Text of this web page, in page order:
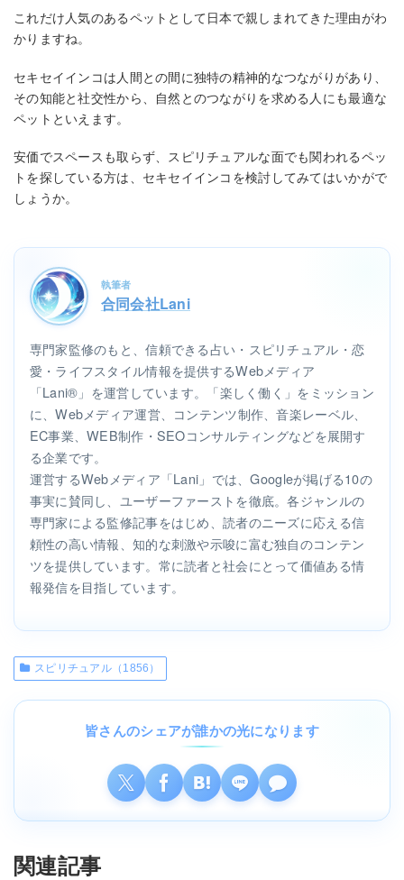
これだけ人気のあるペットとして日本で親しまれてきた理由がわ
かりますね。
セキセイインコは人間との間に独特の精神的なつながりがあり、
その知能と社交性から、自然とのつながりを求める人にも最適な
ペットといえます。
安価でスペースも取らず、スピリチュアルな面でも関われるペッ
トを探している方は、セキセイインコを検討してみてはいかがで
しょうか。
執筆者
合同会社Lani
専門家監修のもと、信頼できる占い・スピリチュアル・恋
愛・ライフスタイル情報を提供するWebメディア
「Lani®」を運営しています。「楽しく働く」をミッション
に、Webメディア運営、コンテンツ制作、音楽レーベル、
EC事業、WEB制作・SEOコンサルティングなどを展開す
る企業です。
運営するWebメディア「Lani」では、Googleが掲げる10の
事実に賛同し、ユーザーファーストを徹底。各ジャンルの
専門家による監修記事をはじめ、読者のニーズに応える信
頼性の高い情報、知的な刺激や示唆に富む独自のコンテン
ツを提供しています。常に読者と社会にとって価値ある情
報発信を目指しています。
スピリチュアル（1856）
皆さんのシェアが誰かの光になります
関連記事